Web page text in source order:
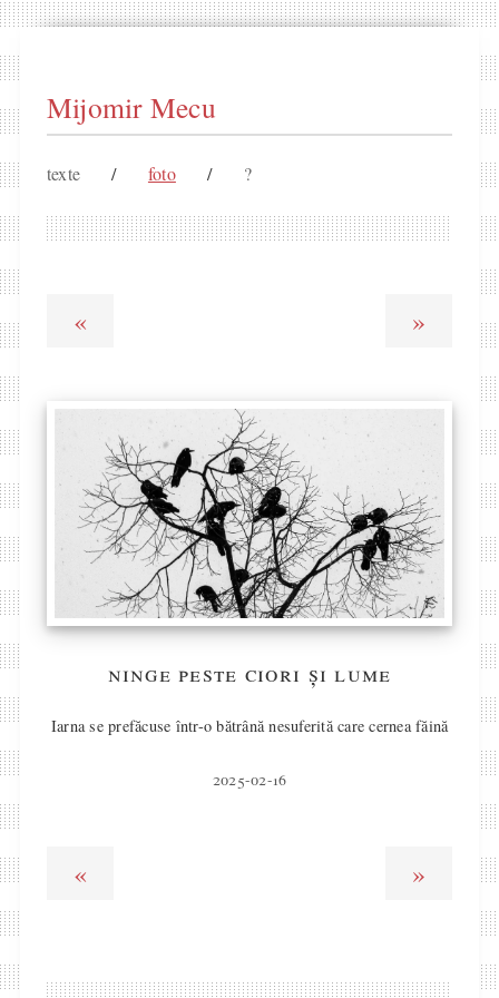
Mijomir Mecu
texte / foto / ?
« »
ninge peste ciori și lume
Iarna se prefăcuse într-o bătrână nesuferită care cernea făină
2025-02-16
« »